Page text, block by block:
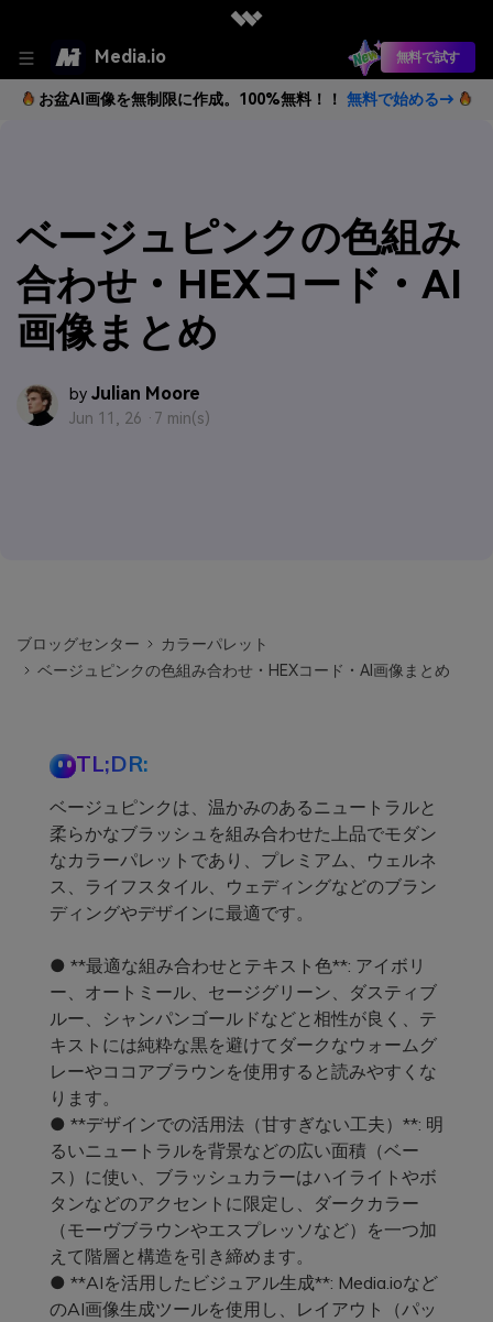
Media.io 無料で試す
お盆AI画像を無制限に作成。100%無料！！ 無料で始める→
ベージュピンクの色組み
合わせ・HEXコード・AI
画像まとめ
by Julian Moore
Jun 11, 26 · 7 min(s)
ブロッグセンター
カラーパレット
ベージュピンクの色組み合わせ・HEXコード・AI画像まとめ
TL;DR:
ベージュピンクは、温かみのあるニュートラルと
柔らかなブラッシュを組み合わせた上品でモダン
なカラーパレットであり、プレミアム、ウェルネ
ス、ライフスタイル、ウェディングなどのブラン
ディングやデザインに最適です。
● **最適な組み合わせとテキスト色**: アイボリ
ー、オートミール、セージグリーン、ダスティブ
ルー、シャンパンゴールドなどと相性が良く、テ
キストには純粋な黒を避けてダークなウォームグ
レーやココアブラウンを使用すると読みやすくな
ります。
● **デザインでの活用法（甘すぎない工夫）**: 明
るいニュートラルを背景などの広い面積（ベー
ス）に使い、ブラッシュカラーはハイライトやボ
タンなどのアクセントに限定し、ダークカラー
（モーヴブラウンやエスプレッソなど）を一つ加
えて階層と構造を引き締めます。
● **AIを活用したビジュアル生成**: Media.ioなど
のAI画像生成ツールを使用し、レイアウト（パッ